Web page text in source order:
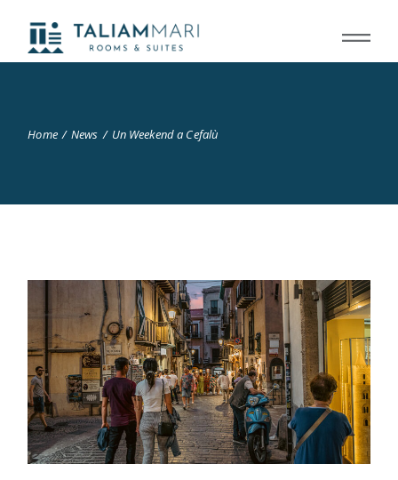
Home News Un Weekend a Cefalù